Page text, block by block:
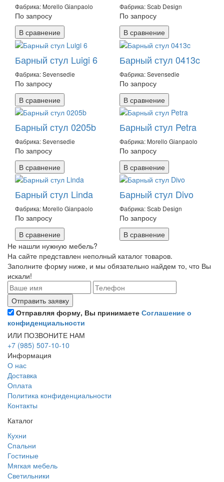
Фабрика: Morello Gianpaolo
По запросу
В сравнение
Фабрика: Scab Design
По запросу
В сравнение
Барный стул Luigi 6
Фабрика: Sevensedie
По запросу
В сравнение
Барный стул 0413c
Фабрика: Sevensedie
По запросу
В сравнение
Барный стул 0205b
Фабрика: Sevensedie
По запросу
В сравнение
Барный стул Petra
Фабрика: Morello Gianpaolo
По запросу
В сравнение
Барный стул Linda
Фабрика: Morello Gianpaolo
По запросу
В сравнение
Барный стул Divo
Фабрика: Scab Design
По запросу
В сравнение
Не нашли нужную мебель?
На сайте представлен неполный каталог товаров.
Заполните форму ниже, и мы обязательно найдем то, что Вы
искали!
Отправляя форму, Вы принимаете Соглашение о
конфиденциальности
ИЛИ ПОЗВОНИТЕ НАМ
+7 (985) 507-10-10
Информация
О нас
Доставка
Оплата
Политика конфиденциальности
Контакты
Каталог
Кухни
Спальни
Гостиные
Мягкая мебель
Светильники